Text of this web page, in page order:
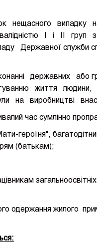
випадку на
I і II груп з
Державної служби
державних або
життя людини,
на виробництві
час сумлінно
героїня",
(батькам);
загальноосвітніх
одержання жилого